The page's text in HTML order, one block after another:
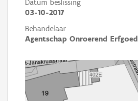
Datum beslissing
03-10-2017
Behandelaar
Agentschap Onroerend Erfgoed